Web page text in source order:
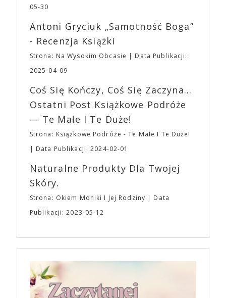
jednego z najbardziej interesujących współczesnych
(„Joker”, „Ona”) w swojej najbardziej zaskakującej
roli. Twórca kultowych „Dziedzictwo. Hereditary” i
„Midsommar. W biały dzień” zrealizował najbardziej
osobisty film, który pozwolił mu w pełni podzielić
się z widzami swoimi lękami, wizją świata, a przede
„Bo się boi” w kinach od 21 kwietnia.
dotyczył jedynie tych, którzy z imprezy wyjść nie
Wystawców i Obsługi. Na terenie hali nie zabraknie
Waszych ulubionych Wystawców serwujących
napoje oraz drobne przekąski a przed halą
planujemy Strefę FoodTrucków. Życzymy Wam
fantastycznego czasu oczekiwania na nadchodzącą
EXPO XXI!
05-30
Antoni Gryciuk „Samotność Boga”
- Recenzja Książki
Strona: Na Wysokim Obcasie
Data Publikacji:
2025-04-09
Coś Się Kończy, Coś Się Zaczyna...
Ostatni Post Książkowe Podróże
— Te Małe I Te Duże!
Strona: Książkowe Podróże - Te Małe I Te Duże!
Data Publikacji: 2024-02-01
Naturalne Produkty Dla Twojej
Skóry.
Strona: Okiem Moniki I Jej Rodziny
Data
Publikacji: 2023-05-12